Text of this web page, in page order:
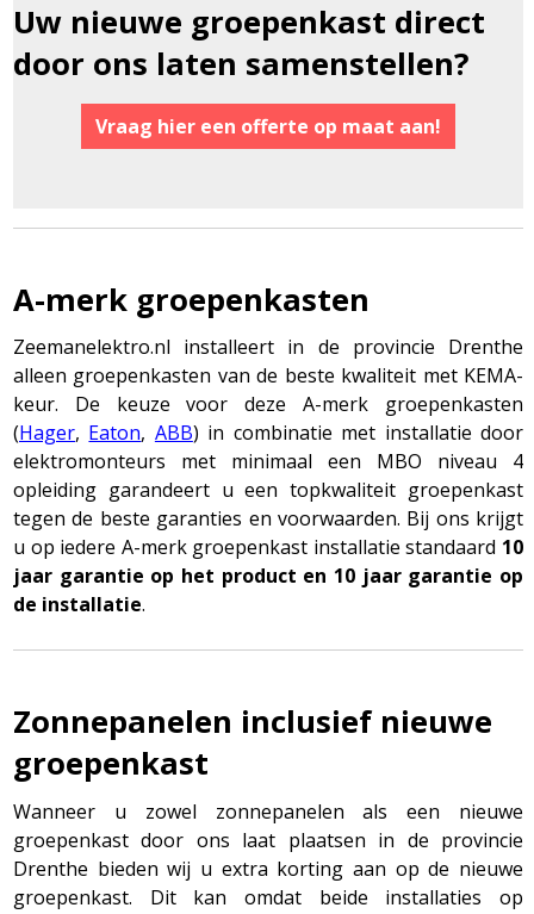
Uw nieuwe groepenkast direct
door ons laten samenstellen?
Vraag hier een offerte op maat aan!
A-merk groepenkasten
Zeemanelektro.nl installeert in de provincie Drenthe
alleen groepenkasten van de beste kwaliteit met KEMA-
keur. De keuze voor deze A-merk groepenkasten
(Hager, Eaton, ABB) in combinatie met installatie door
elektromonteurs met minimaal een MBO niveau 4
opleiding garandeert u een topkwaliteit groepenkast
tegen de beste garanties en voorwaarden. Bij ons krijgt
u op iedere A-merk groepenkast installatie standaard 10
jaar garantie op het product en 10 jaar garantie op
de installatie.
Zonnepanelen inclusief nieuwe
groepenkast
Wanneer u zowel zonnepanelen als een nieuwe
groepenkast door ons laat plaatsen in de provincie
Drenthe bieden wij u extra korting aan op de nieuwe
groepenkast. Dit kan omdat beide installaties op